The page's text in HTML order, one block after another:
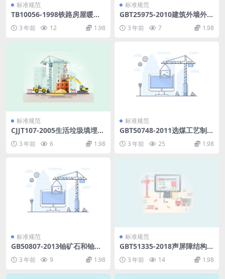
标准规范
TB10056-1998铁路房屋暖通
3 年前 12 1.98
标准规范
GBT25975-2010建筑外墙外保
3 年前 7 1.98
标准规范
CJJT107-2005生活垃圾填埋场
3 年前 6 1.98
标准规范
GBT50748-2011选煤工艺制图
3 年前 25 1.98
标准规范
GB50807-2013铀矿石和铀化
df 3 年前 9 1.98
标准规范
GBT51335-2018声屏障结构技
3 年前 14 1.98